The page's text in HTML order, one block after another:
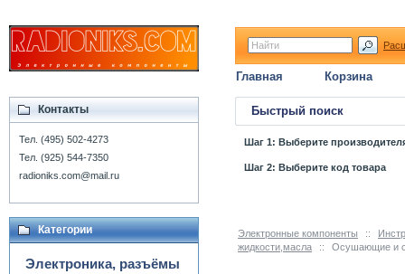
Быстрый поиск
Шаг 1: Выберите
Шаг 2: Выберите код товара
Электронные компоненты ::
жидкости,масла
:: Осушающие и
Контакты
Тел. (495) 502-4273
Тел. (925) 544-7350
radioniks.com@mail.ru
Категории
Электроника, разъёмы
Главная Корзина